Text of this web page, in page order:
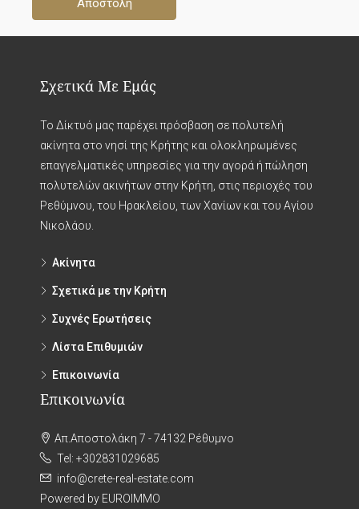
Σχετικά Με Εμάς
Το Δίκτυό μας παρέχει πρόσβαση σε πολυτελή
ακίνητα στο νησί της Κρήτης και ολοκληρωμένες
επαγγελματικές υπηρεσίες για την αγορά ή πώληση
πολυτελών ακινήτων στην Κρήτη, στις περιοχές του
Ρεθύμνου, του Ηρακλείου, των Χανίων και του Αγίου
Νικολάου.
Ακίνητα
Σχετικά με την Κρήτη
Συχνές Ερωτήσεις
Λίστα Επιθυμιών
Επικοινωνία
Επικοινωνία
Απ.Αποστολάκη 7 - 74132 Ρέθυμνο
Tel: +302831029685
info@crete-real-estate.com
Powered by EUROIMMO